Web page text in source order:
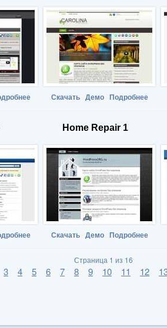
Скачать Демо Подробнее
Home Repair 1
Скачать Демо Подробнее
Страница 1 из 16
3 4 5 6 7 8 9 10 11 12